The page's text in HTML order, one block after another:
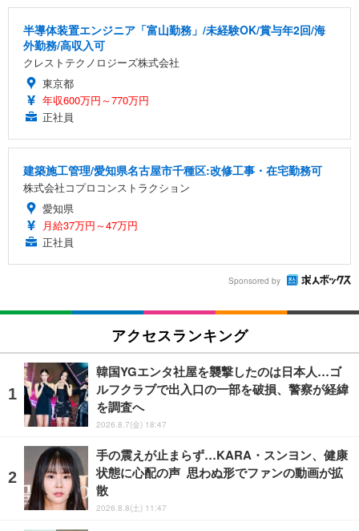
半導体装置エンジニア「富山勤務」/未経験OK/賞与年2回/海
外勤務/高収入可
クレストテクノロジーズ株式会社
東京都
年収600万円～770万円
正社員
建築施工管理/愛知県名古屋市千種区:改修工事・在宅勤務可
株式会社コプロコンストラクション
愛知県
月給37万円～47万円
正社員
Sponsored by
アクセスランキング
韓国YGエンタ社屋を襲撃したのは日本人…ゴ
ルフクラブで出入口の一部を破損、警察が経緯
を調査へ
2026.8.7(金) 18:47
手の震えが止まらず…KARA・スンヨン、健康
状態に心配の声 思わぬ形でファンの動画が拡
散
2026.8.8(土) 11:47